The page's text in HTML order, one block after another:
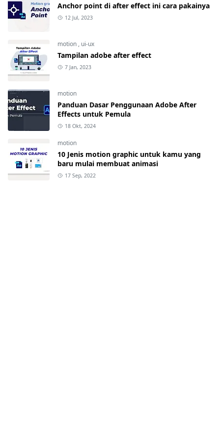
Anchor point di after effect ini cara pakainya
12 Jul, 2023
motion , ui-ux
Tampilan adobe after effect
7 Jan, 2023
motion
Panduan Dasar Penggunaan Adobe After
Effects untuk Pemula
18 Okt, 2024
motion
10 Jenis motion graphic untuk kamu yang
baru mulai membuat animasi
17 Sep, 2022